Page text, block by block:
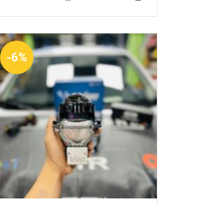
-6%